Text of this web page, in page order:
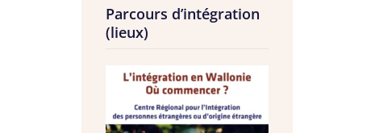
Parcours d’intégration
(lieux)